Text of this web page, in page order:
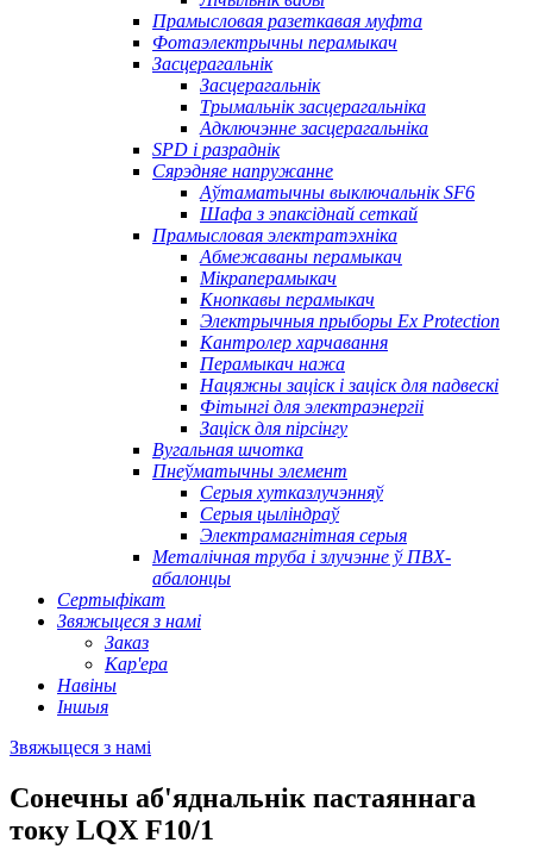
Прамысловая разеткавая муфта
Фотаэлектрычны перамыкач
Засцерагальнік
Засцерагальнік
Трымальнік засцерагальніка
Адключэнне засцерагальніка
SPD і разраднік
Сярэдняе напружанне
Аўтаматычны выключальнік SF6
Шафа з эпаксіднай сеткай
Прамысловая электратэхніка
Абмежаваны перамыкач
Мікраперамыкач
Кнопкавы перамыкач
Электрычныя прыборы Ex Protection
Кантролер харчавання
Перамыкач нажа
Нацяжны заціск і заціск для падвескі
Фітынгі для электраэнергіі
Заціск для пірсінгу
Вугальная шчотка
Пнеўматычны элемент
Серыя хутказлучэнняў
Серыя цыліндраў
Электрамагнітная серыя
Металічная труба і злучэнне ў ПВХ-
абалонцы
Сертыфікат
Звяжыцеся з намі
Заказ
Кар'ера
Навіны
Іншыя
Звяжыцеся з намі
Сонечны аб'яднальнік пастаяннага
току LQX F10/1